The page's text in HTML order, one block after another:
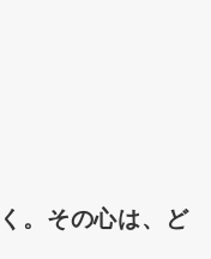
。その心は、ど